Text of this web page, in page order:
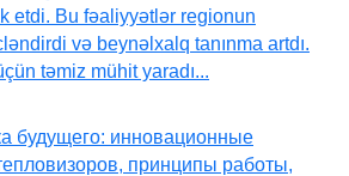
etdi. Bu fəaliyyətlər regionun
və beynəlxalq tanınma artdı.
təmiz mühit yaradı...
будущего: инновационные
принципы работы,